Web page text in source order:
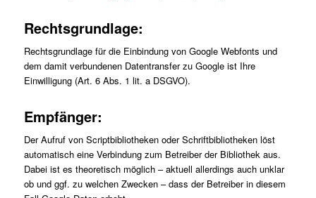
Rechtsgrundlage:
Rechtsgrundlage für die Einbindung von Google Webfonts und
dem damit verbundenen Datentransfer zu Google ist Ihre
Einwilligung (Art. 6 Abs. 1 lit. a DSGVO).
Empfänger:
Der Aufruf von Scriptbibliotheken oder Schriftbibliotheken löst
automatisch eine Verbindung zum Betreiber der Bibliothek aus.
Dabei ist es theoretisch möglich – aktuell allerdings auch unklar
ob und ggf. zu welchen Zwecken – dass der Betreiber in diesem